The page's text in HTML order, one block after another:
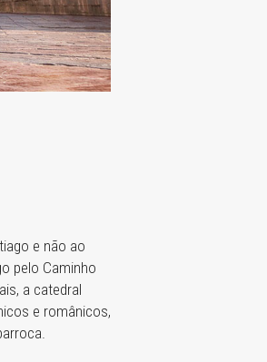
e não ao
pelo Caminho
a catedral
e românicos,